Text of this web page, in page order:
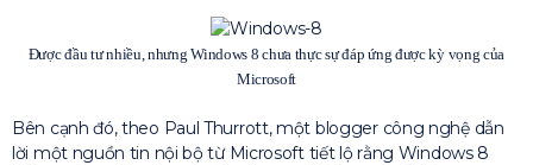
Được đầu tư nhiều, nhưng Windows 8 chưa thực sự đáp ứng được kỳ vọng của
Microsoft
Bên cạnh đó, theo Paul Thurrott, một blogger công nghệ dẫn
lời một nguồn tin nội bộ từ Microsoft tiết lộ rằng Windows 8